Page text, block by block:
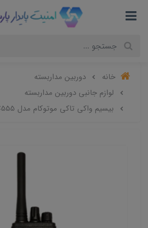
خانه
دوربین مداربسته
لوازم جانبی دوربین مداربسته
بیسیم واکی تاکی موتوکام مدل Motocom MC555